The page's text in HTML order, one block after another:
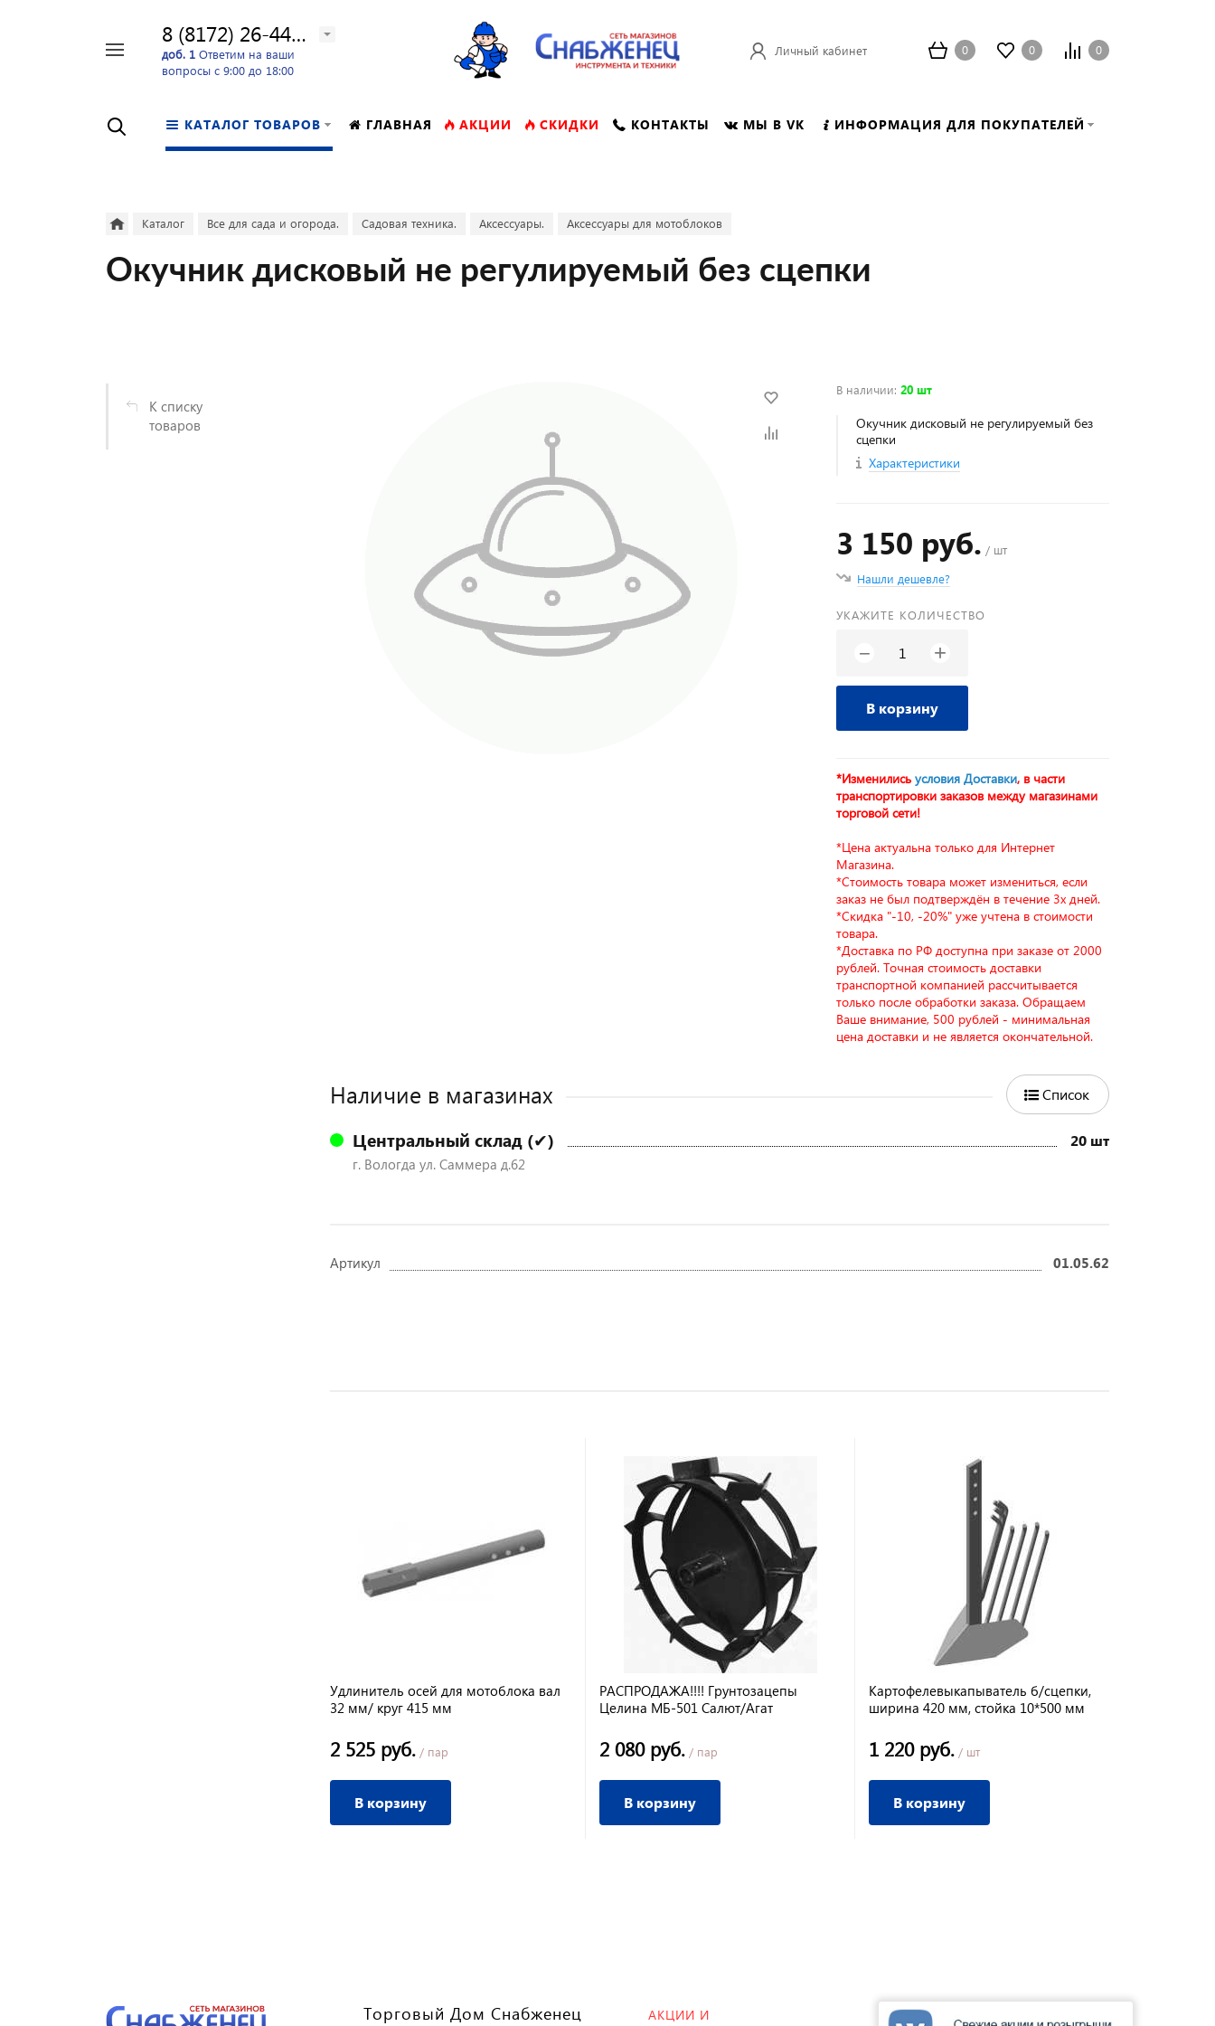
8 (8172) 26-44-24
доб. 1 Ответим на ваши
вопросы с 9:00 до 18:00
Личный кабинет 0 0 0
КАТАЛОГ ТОВАРОВ ГЛАВНАЯ АКЦИИ СКИДКИ КОНТАКТЫ МЫ В VK ИНФОРМАЦИЯ ДЛЯ ПОКУПАТЕЛЕЙ
Каталог Все для сада и огорода. Садовая техника. Аксессуары. Аксессуары для мотоблоков
Окучник дисковый не регулируемый без сцепки
К списку
товаров
В наличии:20 шт
Окучник дисковый не регулируемый без
сцепки
Характеристики
3 150 руб. / шт
Нашли дешевле?
УКАЖИТЕ КОЛИЧЕСТВО
− +
В корзину
*Изменилисьусловия Доставки, в части
транспортировки заказов между магазинами
торговой сети!
*Цена актуальна только для Интернет
Магазина.
*Стоимость товара может измениться, если
заказ не был подтверждён в течение 3х дней.
*Скидка "-10, -20%" уже учтена в стоимости
товара.
*Доставка по РФ доступна при заказе от 2000
рублей. Точная стоимость доставки
транспортной компанией рассчитывается
только после обработки заказа. Обращаем
Ваше внимание, 500 рублей - минимальная
цена доставки и не является окончательной.
Наличие в магазинах Список
Центральный склад (✔) 20 шт
г. Вологда ул. Саммера д.62
Артикул 01.05.62
Удлинитель осей для мотоблока вал
32 мм/ круг 415 мм
2 525 руб. / пар
В корзину
РАСПРОДАЖА!!!! Грунтозацепы
Целина МБ-501 Салют/Агат
2 080 руб. / пар
В корзину
Картофелевыкапыватель б/сцепки,
ширина 420 мм, стойка 10*500 мм
1 220 руб. / шт
В корзину
Торговый Дом Снабженец
АКЦИИ И